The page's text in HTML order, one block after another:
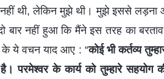
थी, लेकिन मुझे थी। मुझे इससे लड़ना
बार नहीं हुआ कि मैंने इस तरह का
के ये वचन याद आए : “कोई भी कर्तव्य
परमेश्वर के कार्य को तुम्हारे सहयोग